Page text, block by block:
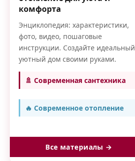
комфорта
Энциклопедия: характеристики,
фото, видео, пошаговые
инструкции. Создайте идеальный
уютный дом своими руками.
🚿 Современная сантехника
🔥 Современное отопление
Все материалы →